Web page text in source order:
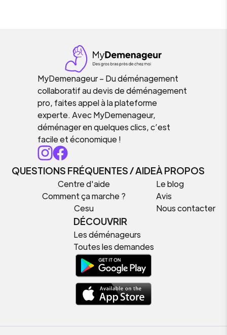
MyDemenageur – Du déménagement
collaboratif au devis de déménagement
pro, faites appel à la plateforme
experte. Avec MyDemenageur,
déménager en quelques clics, c’est
facile et économique !
QUESTIONS FRÉQUENTES / AIDE
Centre d'aide
Comment ça marche ?
Cesu
À PROPOS
Le blog
Avis
Nous contacter
DÉCOUVRIR
Les déménageurs
Toutes les demandes